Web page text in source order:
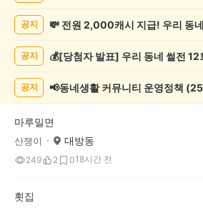
록
공지
공지
공지 📢동네생활 커뮤니티 운영정책
마루밀면
산쟁이 대방동
249 2 018시간 전
횟집